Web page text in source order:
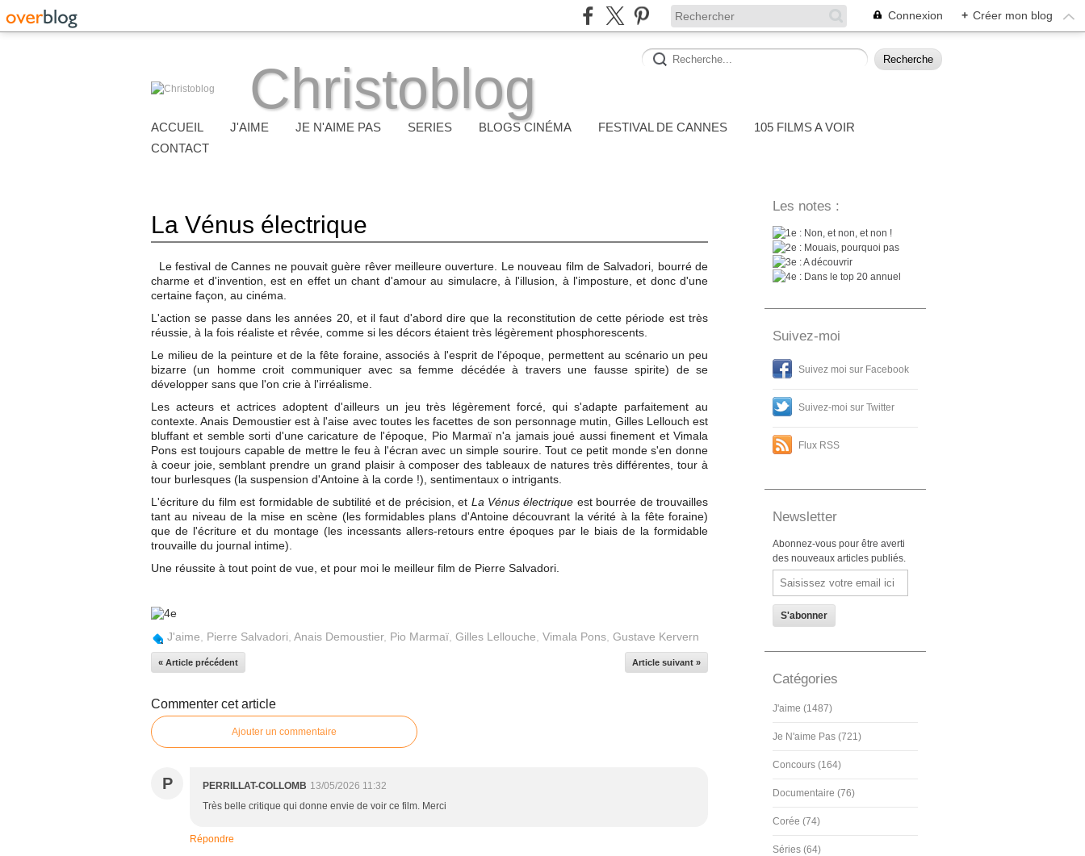
Connexion + Créer mon blog
Christoblog
ACCUEIL J'AIME JE N'AIME PAS SERIES BLOGS CINÉMA FESTIVAL DE CANNES
105 FILMS A VOIR
CONTACT
La Vénus électrique
Le festival de Cannes ne pouvait guère rêver meilleure ouverture. Le nouveau film de Salvadori, bourré de
charme et d'invention, est en effet un chant d'amour au simulacre, à l'illusion, à l'imposture, et donc d'une
certaine façon, au cinéma.
L'action se passe dans les années 20, et il faut d'abord dire que la reconstitution de cette période est très
réussie, à la fois réaliste et rêvée, comme si les décors étaient très légèrement phosphorescents.
Le milieu de la peinture et de la fête foraine, associés à l'esprit de l'époque, permettent au scénario un peu
bizarre (un homme croit communiquer avec sa femme décédée à travers une fausse spirite) de se
développer sans que l'on crie à l'irréalisme.
Les acteurs et actrices adoptent d'ailleurs un jeu très légèrement forcé, qui s'adapte parfaitement au
contexte. Anais Demoustier est à l'aise avec toutes les facettes de son personnage mutin, Gilles Lellouch est
bluffant et semble sorti d'une caricature de l'époque, Pio Marmaï n'a jamais joué aussi finement et Vimala
Pons est toujours capable de mettre le feu à l'écran avec un simple sourire. Tout ce petit monde s'en donne
à coeur joie, semblant prendre un grand plaisir à composer des tableaux de natures très différentes, tour à
tour burlesques (la suspension d'Antoine à la corde !), sentimentaux o intrigants.
L'écriture du film est formidable de subtilité et de précision, et La Vénus électrique est bourrée de trouvailles
tant au niveau de la mise en scène (les formidables plans d'Antoine découvrant la vérité à la fête foraine)
que de l'écriture et du montage (les incessants allers-retours entre époques par le biais de la formidable
trouvaille du journal intime).
Une réussite à tout point de vue, et pour moi le meilleur film de Pierre Salvadori.
J'aime Pierre Salvadori Anais Demoustier, Pio Marmaï Gilles Lellouche Vimala Pons Gustave Kervern
« Article précédent Article suivant »
Commenter cet article
Ajouter un commentaire
P PERRILLAT-COLLOMB 13/05/2026 11:32
Très belle critique qui donne envie de voir ce film. Merci
Répondre
Les notes :
: Non, et non, et non !
: Mouais, pourquoi pas
: A découvrir
: Dans le top 20 annuel
Suivez-moi
Suivez moi sur Facebook
Suivez-moi sur Twitter
Flux RSS
Newsletter
Abonnez-vous pour être averti
des nouveaux articles publiés.
Email
Catégories
J'aime (1487)
Je N'aime Pas (721)
Concours (164)
Documentaire (76)
Corée (74)
Séries (64)